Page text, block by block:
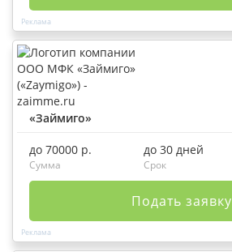
«Займиго»
до 70000 р.
Сумма
до 30 дней
Срок
Подать заявку